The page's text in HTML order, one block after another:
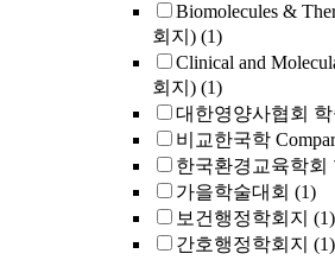
Biomolecules &
회지) (1)
Clinical and
회지) (1)
대한영양사협회 학
비교한국학
한국환경교육학회
가을학술대회 (1)
보건행정학회지 (1)
간호행정학회지 (1)